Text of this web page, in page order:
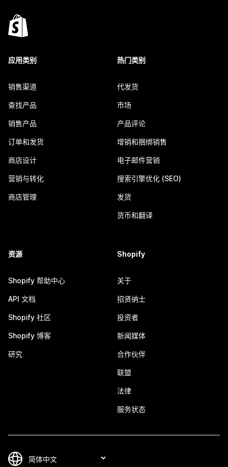
应用类别
销售渠道
查找产品
销售产品
订单和发货
商店设计
营销与转化
商店管理
热门类别
代发货
市场
产品评论
增销和捆绑销售
电子邮件营销
搜索引擎优化 (SEO)
发货
货币和翻译
资源
Shopify 帮助中心
API 文档
Shopify 社区
Shopify 博客
研究
Shopify
关于
招贤纳士
投资者
新闻媒体
合作伙伴
联盟
法律
服务状态